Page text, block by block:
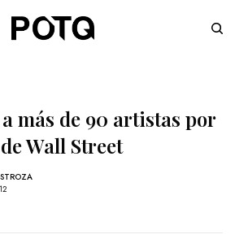
más de 90 artistas por
Wall Street